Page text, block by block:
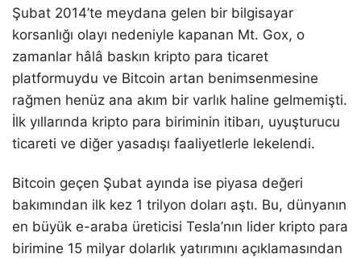
Şubat 2014’te meydana gelen bir bilgisayar
korsanlığı olayı nedeniyle kapanan Mt. Gox, o
zamanlar hâlâ baskın kripto para ticaret
platformuydu ve Bitcoin artan benimsenmesine
rağmen henüz ana akım bir varlık haline gelmemişti.
İlk yıllarında kripto para biriminin itibarı, uyuşturucu
ticareti ve diğer yasadışı faaliyetlerle lekelendi.
Bitcoin geçen Şubat ayında ise piyasa değeri
bakımından ilk kez 1 trilyon doları aştı. Bu, dünyanın
en büyük e-araba üreticisi Tesla’nın lider kripto para
birimine 15 milyar dolarlık yatırımını açıklamasından